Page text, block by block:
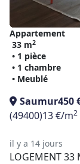
Appartement
33 m2
• 1 pièce
• 1 chambre
• Meublé
Saumur450
(49400)13 €/m2
il y a 14 jours
LOGEMENT